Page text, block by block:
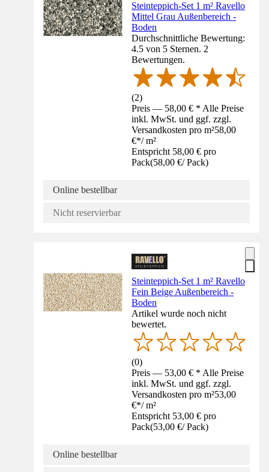
Steinteppich-Set 1 m² Ravello
Mittel Grau Außenbereich -
Boden
Durchschnittliche Bewertung:
4.5 von 5 Sternen. 2
Bewertungen.
(2)
Preis — 58,00 € * Alle Preise
inkl. MwSt. und ggf. zzgl.
Versandkosten pro m²58,00
€*/ m²
Entspricht 58,00 € pro
Pack(58,00 €/ Pack)
Online bestellbar
Nicht reservierbar
Steinteppich-Set 1 m² Ravello
Fein Beige Außenbereich -
Boden
Artikel wurde noch nicht
bewertet.
(0)
Preis — 53,00 € * Alle Preise
inkl. MwSt. und ggf. zzgl.
Versandkosten pro m²53,00
€*/ m²
Entspricht 53,00 € pro
Pack(53,00 €/ Pack)
Online bestellbar